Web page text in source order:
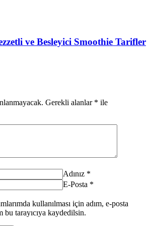
ve Besleyici Smoothie Tarifler
Gerekli alanlar * ile
Adınız *
E-Posta *
kullanılması için adım, e-posta
bu tarayıcıya kaydedilsin.